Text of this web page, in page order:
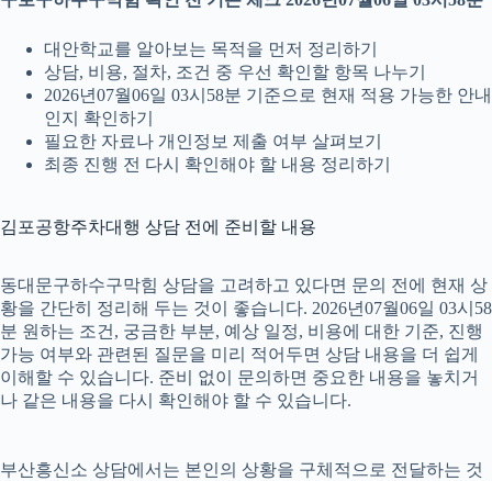
대안학교를 알아보는 목적을 먼저 정리하기
상담, 비용, 절차, 조건 중 우선 확인할 항목 나누기
2026년07월06일 03시58분 기준으로 현재 적용 가능한 안내
인지 확인하기
필요한 자료나 개인정보 제출 여부 살펴보기
최종 진행 전 다시 확인해야 할 내용 정리하기
김포공항주차대행 상담 전에 준비할 내용
동대문구하수구막힘 상담을 고려하고 있다면 문의 전에 현재 상
황을 간단히 정리해 두는 것이 좋습니다. 2026년07월06일 03시58
분 원하는 조건, 궁금한 부분, 예상 일정, 비용에 대한 기준, 진행
가능 여부와 관련된 질문을 미리 적어두면 상담 내용을 더 쉽게
이해할 수 있습니다. 준비 없이 문의하면 중요한 내용을 놓치거
나 같은 내용을 다시 확인해야 할 수 있습니다.
부산흥신소 상담에서는 본인의 상황을 구체적으로 전달하는 것